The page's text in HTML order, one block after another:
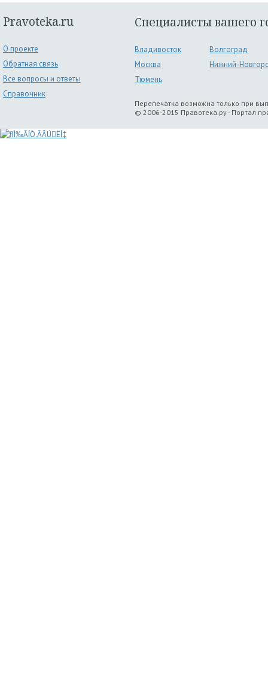
Pravoteka.ru
О проекте
Обратная связь
Все вопросы и ответы
Справочник
Специалисты вашего
Владивосток
Волгоград
Москва
Нижний-
Тюмень
Перепечатка возможна только при
© 2006-2015 Правотека.ру - Портал